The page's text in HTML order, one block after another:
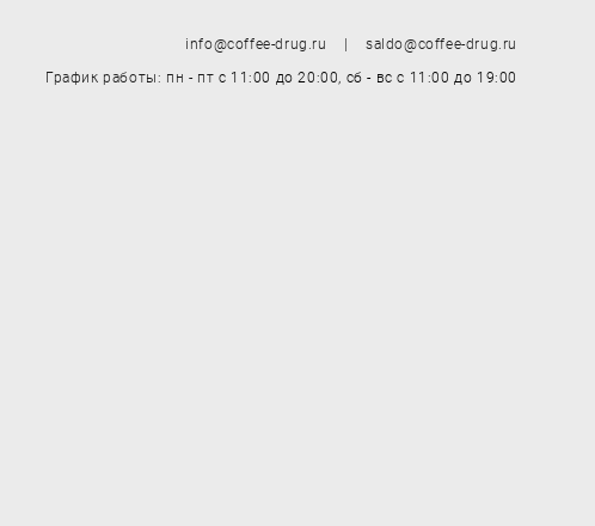
info@coffee-drug.ru | saldo@coffee-drug.ru
График работы: пн - пт с 11:00 до 20:00, сб - всс 11:00 до 19:00